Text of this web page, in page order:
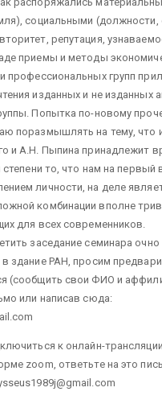
социальными (должности,
репутация,
приемы и методы
профессиональных групп
изданных и не изданных
Попытка по-новому
поразмышлять на тему, что
и А.Н. Пыпина принадлежит
то, что нам на первый
личности, на деле
комбинации вполне
для всех современников.
заседание семинара очно
здание РАН, просим
(сообщить свои ФИО и
или написав сюда:
к онлайн-
zoom, ответьте на это